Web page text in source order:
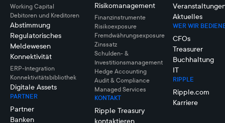
Working Capital
Debitoren und Kreditoren
Abstimmung
Regulatorisches
Meldewesen
Konnektivität
ERP-Integration
Konnektivitätsbibliothek
Digitale Assets
PARTNER
Partner
Banken
Risikomanagement
Finanzinstrumente
Risikoexposure
Fremdwährungsexposure
Zinssatz
Schulden- &
Investitionsmanagement
Hedge Accounting
Audit & Compliance
Managed Services
KONTAKT
Ripple Treasury
kontaktieren
Aktuelles
WER WIR
CFOs
Treasurer
Buchhaltung
IT
RIPPLE
Ripple.com
Karriere